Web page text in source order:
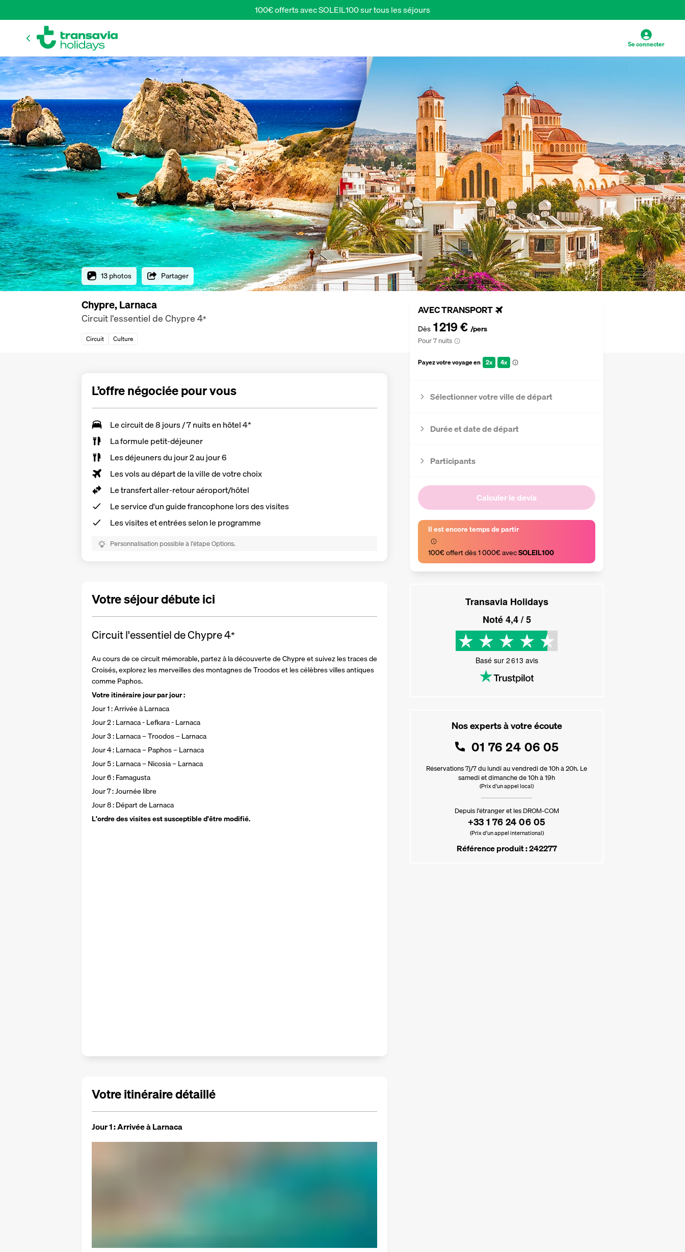
100€ offerts avec SOLEIL100 sur tous les séjours
Se connecter
13 photos Partager
Chypre, Larnaca
Circuit l'essentiel de Chypre4*
Circuit Culture
AVEC TRANSPORT
Dès 1 219 € /pers
Pour 7 nuits
Payez votre voyage en 2x 4x
Sélectionner votre ville de départ
Durée et date de départ
Participants
Calculer le devis
Il est encore temps de partir
100€ offert dès 1 000€ avec SOLEIL100
Transavia Holidays
Noté4,4/ 5
Basé sur 2 613 avis
Nos experts à votre écoute
01 76 24 06 05
Réservations 7j/7 du lundi au vendredi de 10h à 20h. Le
samedi et dimanche de 10h à 19h
(Prix d'un appel local)
Depuis l’étranger et les DROM-COM
+33 1 76 24 06 05
(Prix d’un appel international)
Référence produit : 242277
L’offre négociée pour vous
Lecircuit de 8 jours / 7 nuitsen hôtel 4*
La formule petit-déjeuner
Les déjeuners du jour 2 au jour 6
Les vols au départ de la ville de votre choix
Letransfert aller-retour aéroport/hôtel
Le service d'unguide francophonelors des visites
Les visites et entrées selon le programme
Personnalisation possible à l’étape Options.
Votre séjour débute ici
Circuit l'essentiel de Chypre4*
Au cours de ce circuit mémorable, partez à la découverte de Chypre et suivez les traces de
Croisés, explorez les merveilles des montagnes de Troodos et les célèbres villes antiques
comme Paphos.
Votre itinéraire jour par jour :
Jour 1 : Arrivée à Larnaca
Jour 2 : Larnaca - Lefkara - Larnaca
Jour 3 : Larnaca – Troodos – Larnaca
Jour 4 : Larnaca – Paphos – Larnaca
Jour 5 : Larnaca – Nicosia – Larnaca
Jour 6 : Famagusta
Jour 7 : Journée libre
Jour 8 : Départ de Larnaca
L'ordre des visites est susceptible d'être modifié.
Votre itinéraire détaillé
Jour 1 : Arrivée à Larnaca